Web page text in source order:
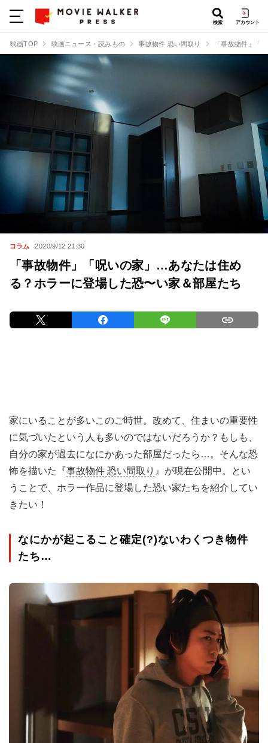
検索 アカウント
映画TOP 映画ニュース・読みもの 事故物件 恐い間取り 「事故物件」「
コラム 2020/9/12 21:30
「事故物件」「呪いの家」…あなたは住め
る？ホラーに登場した恐〜い家＆部屋たち
家にいることが多いこのご時世。改めて、住まいの重要性
に気づいたという人も多いのではないだろうか？もしも、
自分の家が過去になにかあった部屋だったら…。そんな恐
怖を描いた『事故物件 恐い間取り 』が現在公開中。とい
うことで、ホラー作品に登場した恐い家たちを紹介してい
きたい！
なにかが起こること確定(?)ないわくつき物件
たち…